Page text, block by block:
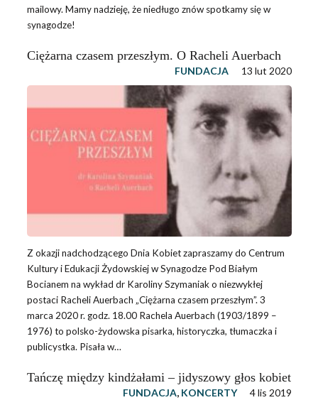
mailowy. Mamy nadzieję, że niedługo znów spotkamy się w
synagodze!
Ciężarna czasem przeszłym. O Racheli Auerbach
FUNDACJA 13 lut 2020
Z okazji nadchodzącego Dnia Kobiet zapraszamy do Centrum
Kultury i Edukacji Żydowskiej w Synagodze Pod Białym
Bocianem na wykład dr Karoliny Szymaniak o niezwykłej
postaci Racheli Auerbach „Ciężarna czasem przeszłym”. 3
marca 2020 r. godz. 18.00 Rachela Auerbach (1903/1899 –
1976) to polsko-żydowska pisarka, historyczka, tłumaczka i
publicystka. Pisała w…
Tańczę między kindżałami – jidyszowy głos kobiet
FUNDACJA, KONCERTY 4 lis 2019